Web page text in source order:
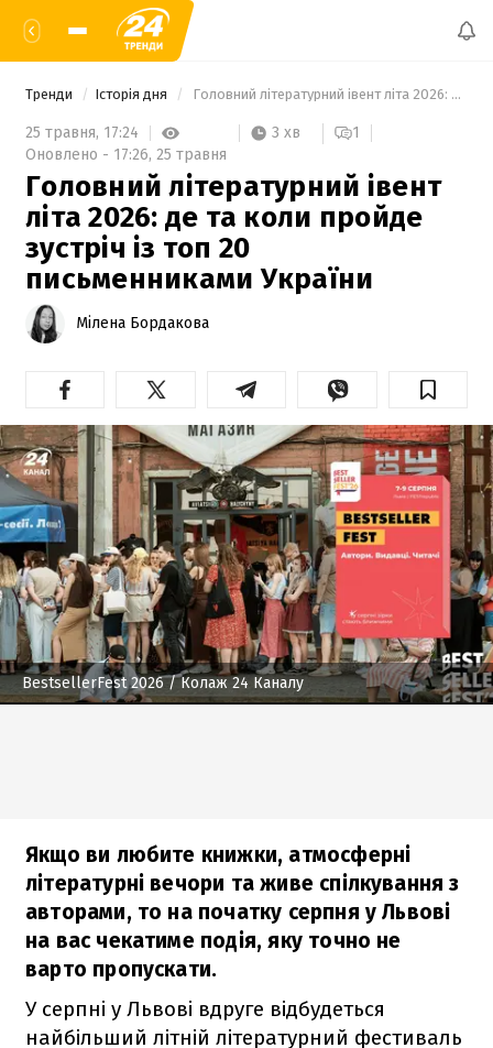
Тренди Історія дня Головний літературний івент літа 2026: де та коли пройде зустріч із топ 20 письменниками України
25 травня, 17:24 3 хв
1
Оновлено - 17:26, 25 травня
Головний літературний івент
літа 2026: де та коли пройде
зустріч із топ 20
письменниками України
Мілена Бордакова
BestsellerFest 2026/ Колаж 24 Каналу
Якщо ви любите книжки, атмосферні
літературні вечори та живе спілкування з
авторами, то на початку серпня у Львові
на вас чекатиме подія, яку точно не
варто пропускати.
У серпні у Львові вдруге відбудеться
найбільший літній літературний фестиваль